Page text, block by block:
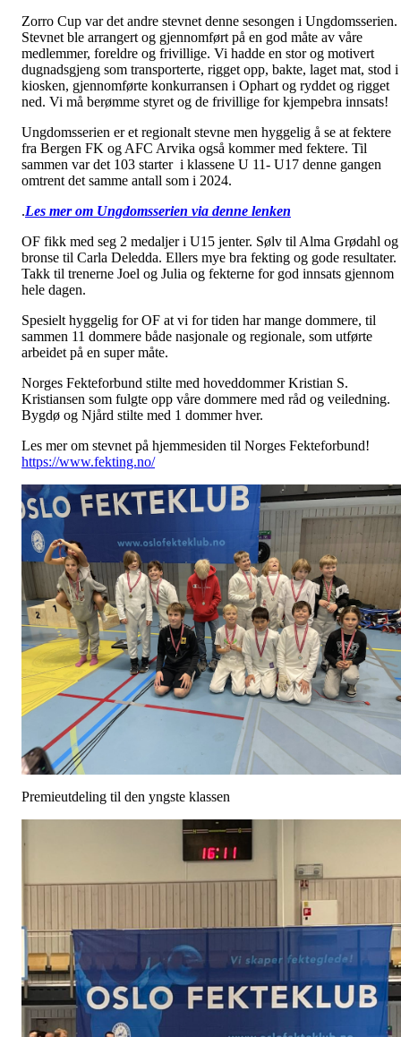
Zorro Cup var det andre stevnet denne sesongen i Ungdomsserien.
Stevnet ble arrangert og gjennomført på en god måte av våre
medlemmer, foreldre og frivillige. Vi hadde en stor og motivert
dugnadsgjeng som transporterte, rigget opp, bakte, laget mat, stod i
kiosken, gjennomførte konkurransen i Ophart og ryddet og rigget
ned. Vi må berømme styret og de frivillige for kjempebra innsats!
Ungdomsserien er et regionalt stevne men hyggelig å se at fektere
fra Bergen FK og AFC Arvika også kommer med fektere. Til
sammen var det 103 starter i klassene U 11- U17 denne gangen
omtrent det samme antall som i 2024.
.Les mer om Ungdomsserien via denne lenken
OF fikk med seg 2 medaljer i U15 jenter. Sølv til Alma Grødahl og
bronse til Carla Deledda. Ellers mye bra fekting og gode resultater.
Takk til trenerne Joel og Julia og fekterne for god innsats gjennom
hele dagen.
Spesielt hyggelig for OF at vi for tiden har mange dommere, til
sammen 11 dommere både nasjonale og regionale, som utførte
arbeidet på en super måte.
Norges Fekteforbund stilte med hoveddommer Kristian S.
Kristiansen som fulgte opp våre dommere med råd og veiledning.
Bygdø og Njård stilte med 1 dommer hver.
Les mer om stevnet på hjemmesiden til Norges Fekteforbund!
https://www.fekting.no/
Premieutdeling til den yngste klassen